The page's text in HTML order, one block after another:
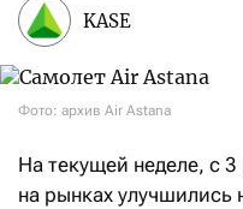
KASE
Фото: архив Air Astana
На текущей неделе, с 3
на рынках улучшились